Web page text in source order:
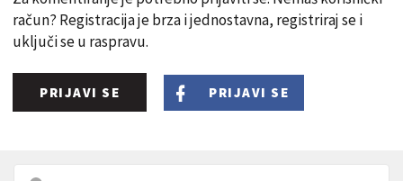
račun? Registracija je brza i jednostavna, registriraj se i
uključi se u raspravu.
PRIJAVI SE PRIJAVI SE